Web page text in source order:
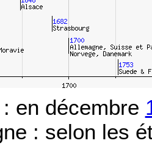
en décembre
: selon les